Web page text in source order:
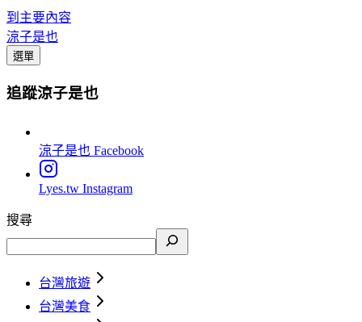
到主要內容
涼子是也
選單
追蹤涼子是也
涼子是也 Facebook
Lyes.tw Instagram
搜尋
台灣旅遊
台灣美食